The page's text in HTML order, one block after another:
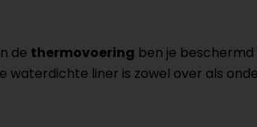
de thermovoering ben je beschermd
liner is zowel over als